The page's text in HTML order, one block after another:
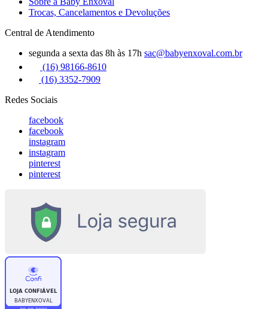
Trocas, Cancelamentos e Devoluções
Central de Atendimento
segunda a sexta das 8h às 17h sac@babyenxoval.com.br
(16) 98166-8610
(16) 3352-7909
Redes Sociais
facebook
facebook
instagram
instagram
pinterest
pinterest